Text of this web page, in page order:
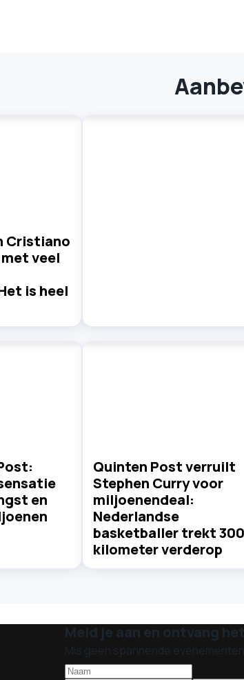
Cristiano
veel
is heel
en
Quinten Post verruilt
Stephen Curry voor
miljoenendeal:
Nederlandse
basketballer trekt
kilometer verderop
Meld je aan en ontvang
Mis geen spannende